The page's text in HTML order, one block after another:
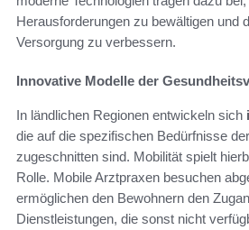
Herausforderungen zu bewältigen und
Versorgung zu verbessern.
Innovative Modelle der
In ländlichen Regionen entwickeln sich
die auf die spezifischen Bedürfnisse
zugeschnitten sind. Mobilität spielt
Rolle. Mobile Arztpraxen besuchen
ermöglichen den Bewohnern den
Dienstleistungen, die sonst nicht